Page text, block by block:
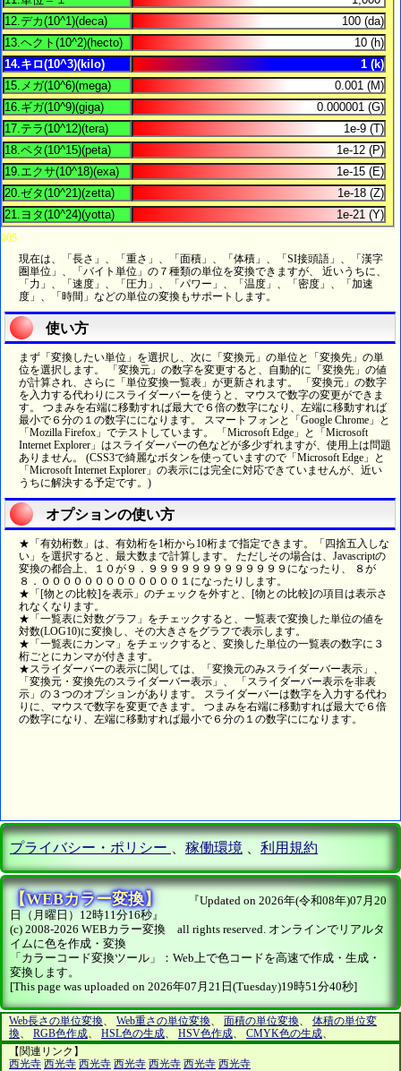
005
現在は、「長さ」、「重さ」、「面積」、「体積」、「SI接頭語」、「漢字
圏単位」、「バイト単位」の７種類の単位を変換できますが、 近いうちに、
「力」、「速度」、「圧力」、「パワー」、「温度」、「密度」、「加速
度」、「時間」などの単位の変換もサポートします。
使い方
まず「変換したい単位」を選択し、次に「変換元」の単位と「変換先」の単
位を選択します。 「変換元」の数字を変更すると、自動的に「変換先」の値
が計算され、さらに「単位変換一覧表」が更新されます。 「変換元」の数字
を入力する代わりにスライダーバーを使うと、マウスで数字の変更ができま
す。 つまみを右端に移動すれば最大で６倍の数字になり、左端に移動すれば
最小で６分の１の数字にになります。 スマートフォンと「Google Chrome」と
「Mozilla Firefox」でテストしています。 「Microsoft Edge」と「Microsoft
Internet Explorer」はスライダーバーの色などが多少ずれますが、使用上は問題
ありません。 (CSS3で綺麗なボタンを使っていますので「Microsoft Edge」と
「Microsoft Internet Explorer」の表示には完全に対応できていませんが、近い
うちに解決する予定です。)
オプションの使い方
★「有効桁数」は、有効桁を1桁から10桁まで指定できます。「四捨五入しな
い」を選択すると、最大数まで計算します。 ただしその場合は、Javascriptの
変換の都合上、１０が９．９９９９９９９９９９９９９になったり、 ８が
８．０００００００００００００１になったりします。
★「[物との比較]を表示」のチェックを外すと、[物との比較]の項目は表示さ
れなくなります。
★「一覧表に対数グラフ」をチェックすると、一覧表で変換した単位の値を
対数(LOG10)に変換し、その大きさをグラフで表示します。
★「一覧表にカンマ」をチェックすると、変換した単位の一覧表の数字に３
桁ごとにカンマが付きます。
★スライダーバーの表示に関しては、「変換元のみスライダーバー表示」、
「変換元・変換先のスライダーバー表示」、 「スライダーバー表示を非表
示」の３つのオプションがあります。 スライダーバーは数字を入力する代わ
りに、マウスで数字を変更できます。 つまみを右端に移動すれば最大で６倍
の数字になり、左端に移動すれば最小で６分の１の数字にになります。
プライバシー・ポリシー 稼働環境 利用規約
【WEBカラー変換】
『Updated on 2026年(令和08年)07月20
日（月曜日）12時11分16秒』
(c) 2008-2026 WEBカラー変換 all rights reserved. オンラインでリアルタ
イムに色を作成・変換
「カラーコード変換ツール」：Web上で色コードを高速で作成・生成・
変換します。
[This page was uploaded on 2026年07月21日(Tuesday)19時51分40秒]
Web長さの単位変換 Web重さの単位変換 面積の単位変換
体積の単位変
換
RGB色作成 HSL色の生成 HSV色作成 CMYK色の生成
【関連リンク】
西光寺 西光寺 西光寺 西光寺 西光寺 西光寺 西光寺